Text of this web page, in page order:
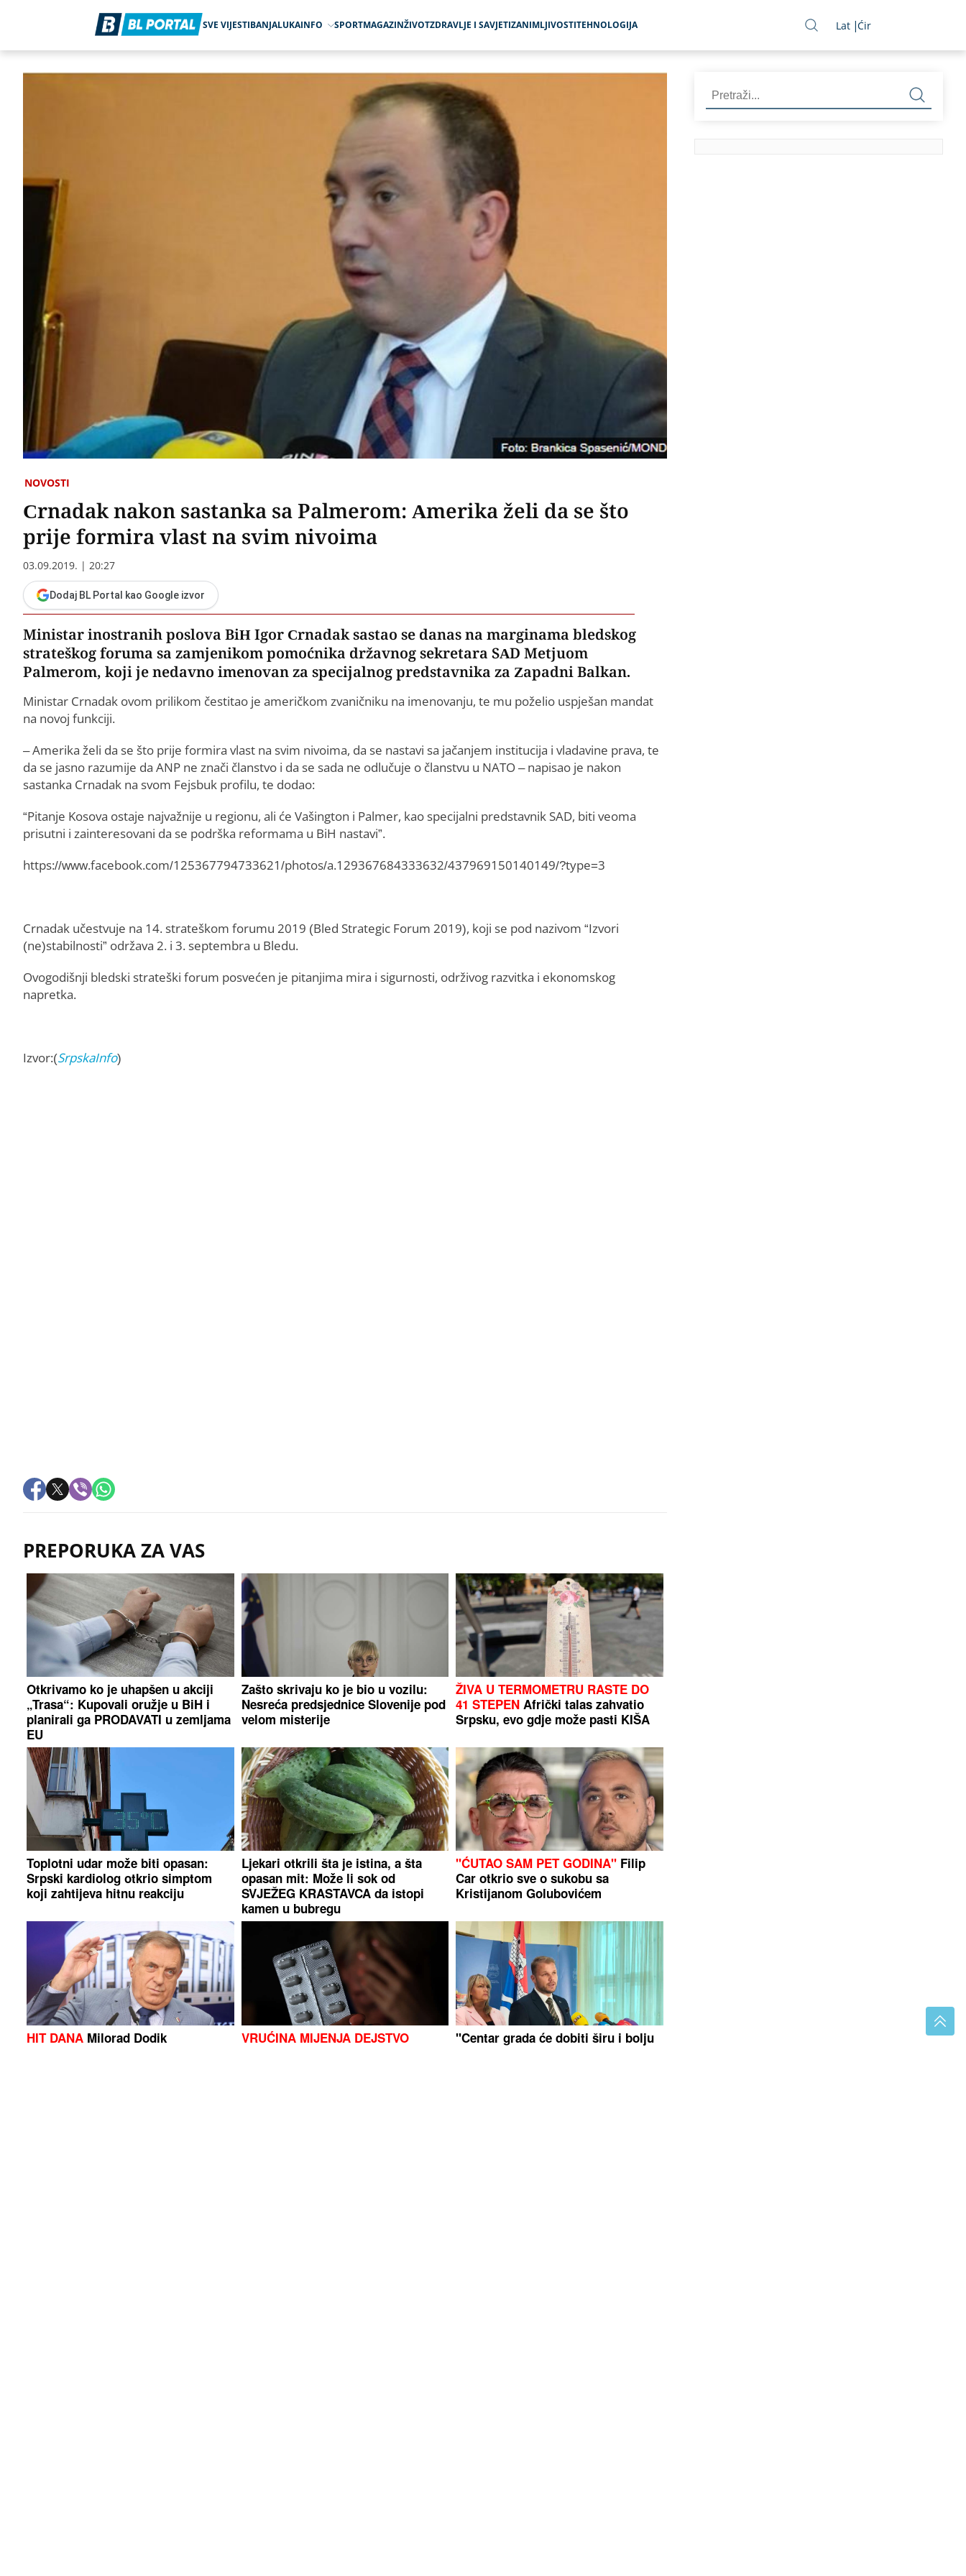
SVE VIJESTIBANJALUKAINFO SPORTMAGAZINŽIVOTZDRAVLJE I SAVJETIZANIMLJIVOSTITEHNOLOGIJA Lat Ćir
NOVOSTI
Crnadak nakon sastanka sa Palmerom: Amerika želi da se što
prije formira vlast na svim nivoima
03.09.2019. | 20:27
Dodaj BL Portal kao Google izvor
Ministar inostranih poslova BiH Igor Crnadak sastao se danas na marginama bledskog
strateškog foruma sa zamjenikom pomoćnika državnog sekretara SAD Metjuom
Palmerom, koji je nedavno imenovan za specijalnog predstavnika za Zapadni Balkan.
Ministar Crnadak ovom prilikom čestitao je američkom zvaničniku na imenovanju, te mu poželio uspješan mandat
na novoj funkciji.
– Amerika želi da se što prije formira vlast na svim nivoima, da se nastavi sa jačanjem institucija i vladavine prava, te
da se jasno razumije da ANP ne znači članstvo i da se sada ne odlučuje o članstvu u NATO – napisao je nakon
sastanka Crnadak na svom Fejsbuk profilu, te dodao:
“Pitanje Kosova ostaje najvažnije u regionu, ali će Vašington i Palmer, kao specijalni predstavnik SAD, biti veoma
prisutni i zainteresovani da se podrška reformama u BiH nastavi”.
https://www.facebook.com/125367794733621/photos/a.129367684333632/437969150140149/?type=3
Crnadak učestvuje na 14. strateškom forumu 2019 (Bled Strategic Forum 2019), koji se pod nazivom “Izvori
(ne)stabilnosti” održava 2. i 3. septembra u Bledu.
Ovogodišnji bledski strateški forum posvećen je pitanjima mira i sigurnosti, održivog razvitka i ekonomskog
napretka.
Izvor:(SrpskaInfo)
PREPORUKA ZA VAS
Otkrivamo ko je uhapšen u akciji
„Trasa“: Kupovali oružje u BiH i
planirali ga PRODAVATI u zemljama
EU
Zašto skrivaju ko je bio u vozilu:
Nesreća predsjednice Slovenije pod
velom misterije
ŽIVA U TERMOMETRU RASTE DO
41 STEPEN Afrički talas zahvatio
Srpsku, evo gdje može pasti KIŠA
Toplotni udar može biti opasan:
Srpski kardiolog otkrio simptom
koji zahtijeva hitnu reakciju
Ljekari otkrili šta je istina, a šta
opasan mit: Može li sok od
SVJEŽEG KRASTAVCA da istopi
kamen u bubregu
"ĆUTAO SAM PET GODINA" Filip
Car otkrio sve o sukobu sa
Kristijanom Golubovićem
HIT DANA Milorad Dodik
VRUĆINA MIJENJA DEJSTVO
"Centar grada će dobiti širu i bolju